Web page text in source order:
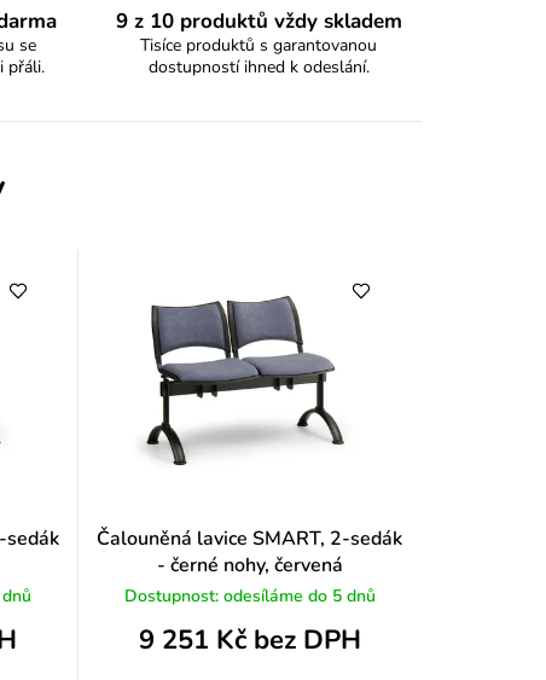
se
přáli.
9 z 10 produktů vždy skladem
Tisíce produktů s garantovanou
dostupností ihned k odeslání.
sedák
Čalouněná lavice SMART, 2-sedák
- černé nohy, červená
Dostupnost: odesíláme do 5 dnů
9 251 Kč bez DPH